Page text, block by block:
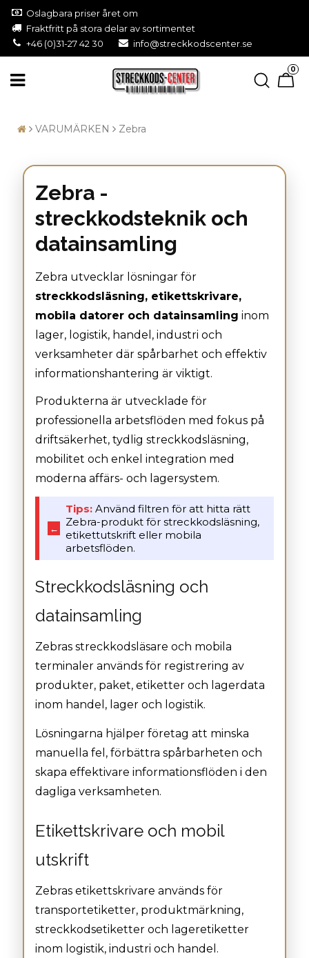
Oslagbara priser året om
Fraktfritt på stora delar av sortimentet
+46 (0)31-27 42 30
info@streckkodscenter.se
0
VARUMÄRKEN Zebra
Zebra -
streckkodsteknik och
datainsamling
Zebra utvecklar lösningar för
streckkodsläsning, etikettskrivare,
mobila datorer och datainsamling inom
lager, logistik, handel, industri och
verksamheter där spårbarhet och effektiv
informationshantering är viktigt.
Produkterna är utvecklade för
professionella arbetsflöden med fokus på
driftsäkerhet, tydlig streckkodsläsning,
mobilitet och enkel integration med
moderna affärs- och lagersystem.
←
Tips: Använd filtren för att hitta rätt
Zebra-produkt för streckkodsläsning,
etikettutskrift eller mobila
arbetsflöden.
Streckkodsläsning och
datainsamling
Zebras streckkodsläsare och mobila
terminaler används för registrering av
produkter, paket, etiketter och lagerdata
inom handel, lager och logistik.
Lösningarna hjälper företag att minska
manuella fel, förbättra spårbarheten och
skapa effektivare informationsflöden i den
dagliga verksamheten.
Etikettskrivare och mobil
utskrift
Zebras etikettskrivare används för
transportetiketter, produktmärkning,
streckkodsetiketter och lageretiketter
inom logistik, industri och handel.